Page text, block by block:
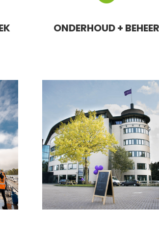
ONDERHOUD + BEHEER